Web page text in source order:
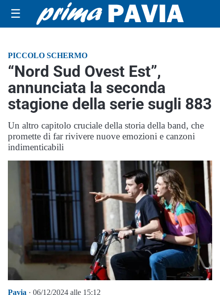
☰
PICCOLO SCHERMO
“Nord Sud Ovest Est”,
annunciata la seconda
stagione della serie sugli 883
Un altro capitolo cruciale della storia della band, che
promette di far rivivere nuove emozioni e canzoni
indimenticabili
Pavia · 06/12/2024 alle 15:12